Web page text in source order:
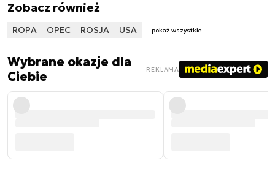
Zobacz również
ROPA OPEC ROSJA USA pokaż wszystkie
Wybrane okazje dla
Ciebie
REKLAMA